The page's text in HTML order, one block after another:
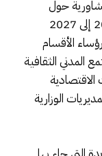
حول
مشروع برنامج عمل الجماعة الممتد من 2022 إلى 2027
الأقسام
المدني الثقافية
الاقتصادية
الوزارية